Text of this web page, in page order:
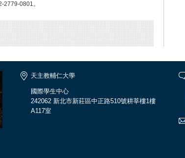
2779-0801。
天主教輔仁大學
國際學生中心
242062 新北市新莊區中正路510號耕莘樓1樓
A117室